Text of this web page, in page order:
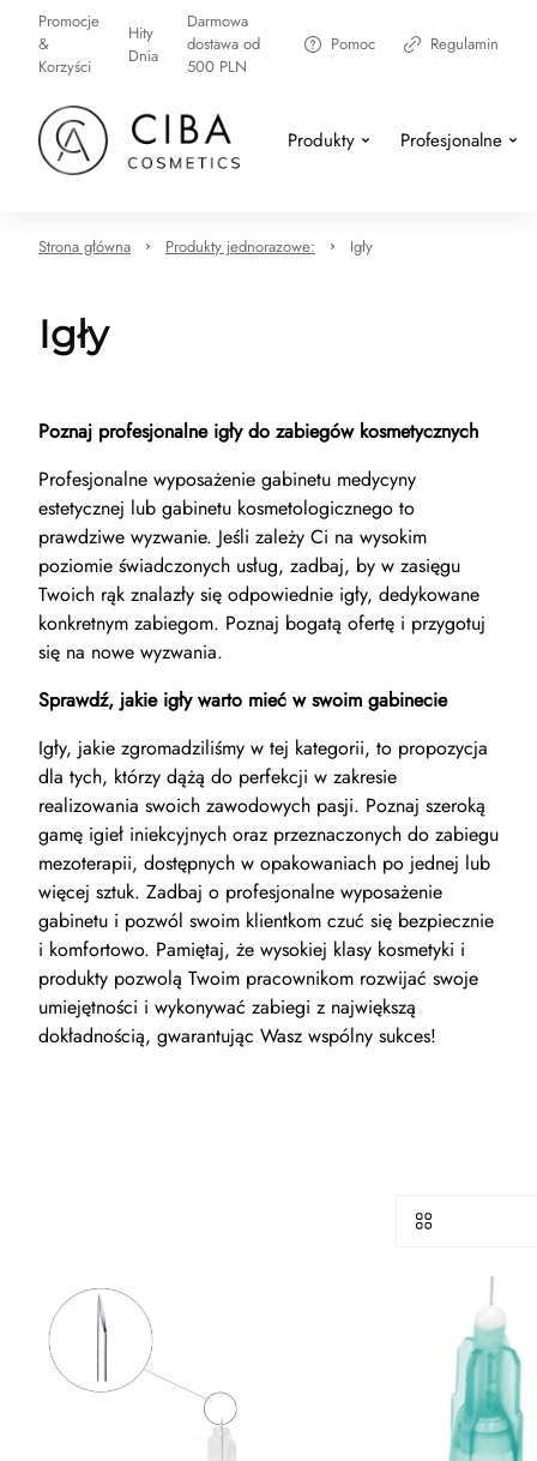
Promocje
&
Korzyści
Hity
Dnia
Darmowa
dostawa od
500 PLN
Pomoc Regulamin
Produkty Profesjonalne
Strona główna Produkty jednorazowe: Igły
Igły
Poznaj profesjonalne igły do zabiegów kosmetycznych
Profesjonalne wyposażenie gabinetu medycyny
estetycznej lub gabinetu kosmetologicznego to
prawdziwe wyzwanie. Jeśli zależy Ci na wysokim
poziomie świadczonych usług, zadbaj, by w zasięgu
Twoich rąk znalazły się odpowiednie igły, dedykowane
konkretnym zabiegom. Poznaj bogatą ofertę i przygotuj
się na nowe wyzwania.
Sprawdź, jakie igły warto mieć w swoim gabinecie
Igły, jakie zgromadziliśmy w tej kategorii, to propozycja
dla tych, którzy dążą do perfekcji w zakresie
realizowania swoich zawodowych pasji. Poznaj szeroką
gamę igieł iniekcyjnych oraz przeznaczonych do zabiegu
mezoterapii, dostępnych w opakowaniach po jednej lub
więcej sztuk. Zadbaj o profesjonalne wyposażenie
gabinetu i pozwól swoim klientkom czuć się bezpiecznie
i komfortowo. Pamiętaj, że wysokiej klasy kosmetyki i
produkty pozwolą Twoim pracownikom rozwijać swoje
umiejętności i wykonywać zabiegi z największą
dokładnością, gwarantując Wasz wspólny sukces!